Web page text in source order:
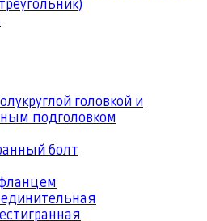
головкой и
подголовком
болт